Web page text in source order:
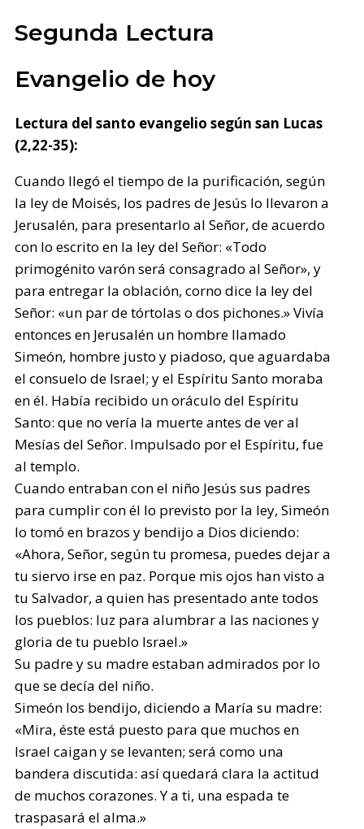
Segunda Lectura
Evangelio de hoy
Lectura del santo evangelio según san Lucas
(2,22-35):
Cuando llegó el tiempo de la purificación, según
la ley de Moisés, los padres de Jesús lo llevaron a
Jerusalén, para presentarlo al Señor, de acuerdo
con lo escrito en la ley del Señor: «Todo
primogénito varón será consagrado al Señor», y
para entregar la oblación, corno dice la ley del
Señor: «un par de tórtolas o dos pichones.» Vivía
entonces en Jerusalén un hombre llamado
Simeón, hombre justo y piadoso, que aguardaba
el consuelo de Israel; y el Espíritu Santo moraba
en él. Había recibido un oráculo del Espíritu
Santo: que no vería la muerte antes de ver al
Mesías del Señor. Impulsado por el Espíritu, fue
al templo.
Cuando entraban con el niño Jesús sus padres
para cumplir con él lo previsto por la ley, Simeón
lo tomó en brazos y bendijo a Dios diciendo:
«Ahora, Señor, según tu promesa, puedes dejar a
tu siervo irse en paz. Porque mis ojos han visto a
tu Salvador, a quien has presentado ante todos
los pueblos: luz para alumbrar a las naciones y
gloria de tu pueblo Israel.»
Su padre y su madre estaban admirados por lo
que se decía del niño.
Simeón los bendijo, diciendo a María su madre:
«Mira, éste está puesto para que muchos en
Israel caigan y se levanten; será como una
bandera discutida: así quedará clara la actitud
de muchos corazones. Y a ti, una espada te
traspasará el alma.»